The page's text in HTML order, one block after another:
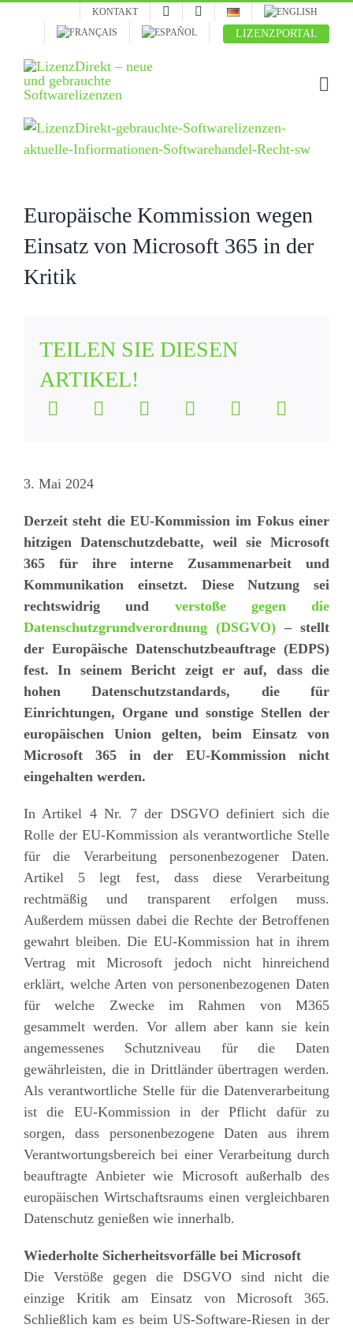
KONTAKT
LIZENZPORTAL
Zeige
grösseres
Europäische Kommission wegen
Einsatz von Microsoft 365 in der
Kritik
TEILEN SIE DIESEN
ARTIKEL!
3. Mai 2024
Derzeit steht die EU-Kommission im Fokus einer
hitzigen Datenschutzdebatte, weil sie Microsoft
365 für ihre interne Zusammenarbeit und
Kommunikation einsetzt. Diese Nutzung sei
rechtswidrig und verstoße gegen die
Datenschutzgrundverordnung (DSGVO) – stellt
der Europäische Datenschutzbeauftrage (EDPS)
fest. In seinem Bericht zeigt er auf, dass die
hohen Datenschutzstandards, die für
Einrichtungen, Organe und sonstige Stellen der
europäischen Union gelten, beim Einsatz von
Microsoft 365 in der EU-Kommission nicht
eingehalten werden.
In Artikel 4 Nr. 7 der DSGVO definiert sich die
Rolle der EU-Kommission als verantwortliche Stelle
für die Verarbeitung personenbezogener Daten.
Artikel 5 legt fest, dass diese Verarbeitung
rechtmäßig und transparent erfolgen muss.
Außerdem müssen dabei die Rechte der Betroffenen
gewahrt bleiben. Die EU-Kommission hat in ihrem
Vertrag mit Microsoft jedoch nicht hinreichend
erklärt, welche Arten von personenbezogenen Daten
für welche Zwecke im Rahmen von M365
gesammelt werden. Vor allem aber kann sie kein
angemessenes Schutzniveau für die Daten
gewährleisten, die in Drittländer übertragen werden.
Als verantwortliche Stelle für die Datenverarbeitung
ist die EU-Kommission in der Pflicht dafür zu
sorgen, dass personenbezogene Daten aus ihrem
Verantwortungsbereich bei einer Verarbeitung durch
beauftragte Anbieter wie Microsoft außerhalb des
europäischen Wirtschaftsraums einen vergleichbaren
Datenschutz genießen wie innerhalb.
Wiederholte Sicherheitsvorfälle bei Microsoft
Die Verstöße gegen die DSGVO sind nicht die
einzige Kritik am Einsatz von Microsoft 365.
Schließlich kam es beim US-Software-Riesen in der